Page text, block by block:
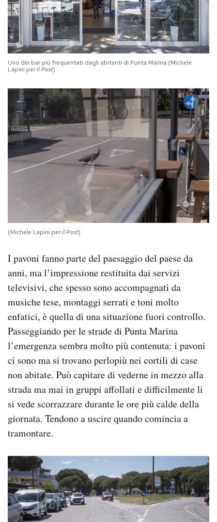
Uno dei bar più frequentati dagli abitanti di Punta Marina (Michele
Lapini peril Post)
(Michele Lapini peril Post)
I pavoni fanno parte del paesaggio del paese da
anni, ma l’impressione restituita dai servizi
televisivi, che spesso sono accompagnati da
musiche tese, montaggi serrati e toni molto
enfatici, è quella di una situazione fuori controllo.
Passeggiando per le strade di Punta Marina
l’emergenza sembra molto più contenuta: i pavoni
ci sono ma si trovano perlopiù nei cortili di case
non abitate. Può capitare di vederne in mezzo alla
strada ma mai in gruppi affollati e difficilmente li
si vede scorrazzare durante le ore più calde della
giornata. Tendono a uscire quando comincia a
tramontare.